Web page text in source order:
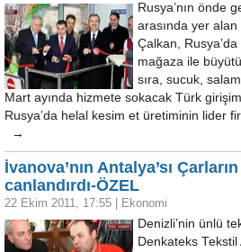
Rusya’nın önde
arasında yer
Çalkan, Rusya’da
mağaza ile
sıra, sucuk,
Mart ayında hizmete sokacak Türk
Rusya’da helal kesim et üretiminin lider
→
İvanova’nın Antalya’sı
canlandırdı-ÖZEL
22 Ekim 2011, 17:55 Ekonomi
Denizli’nin ünlü
Denkateks Tekstil